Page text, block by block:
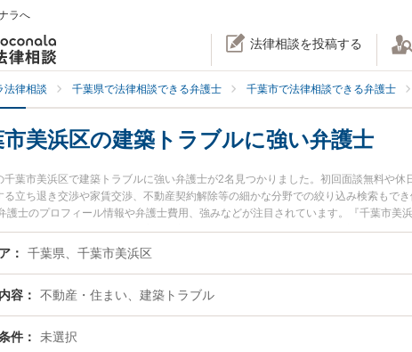
ラへ
法律相談を投稿する
法律相談 千葉県で法律相談できる弁護士 千葉市で法律相談できる弁護士
市美浜区の建築トラブルに強い弁護士
千葉市美浜区で建築トラブルに強い弁護士が2名見つかりました。初回面談無料や
る立ち退き交渉や家賃交渉、不動産契約解除等の細かな分野での絞り込み検索もで
護士のプロフィール情報や弁護士費用、強みなどが注目されています。『千葉市
築トラブルのトラブル解決の実績豊富な近くの弁護士を検索したい』『初回相談無
相談者さんにおすすめです。
千葉県、千葉市美浜区
容 不動産・住まい、建築トラブル
件 未選択